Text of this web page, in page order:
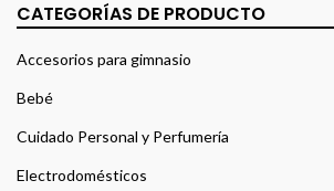
CATEGORÍAS DE PRODUCTO
Accesorios para gimnasio
Bebé
Cuidado Personal y Perfumería
Electrodomésticos